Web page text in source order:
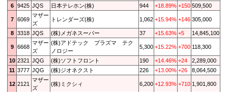
6 9425 JQS 日本テレホン(株) 944 +18.89% +150 509,500
7 6069
マザー
ズ
トレンダーズ(株) 1,062 +15.94% +146 305,000
8 3318 JQS (株)メガネスーパー 37 +15.63% +5 14,845,100
9 6668
マザー
ズ
(株)アドテック プラズマ テク
ノロジー
5,300 +15.22% +700 118,300
10 2321 JQG (株)ソフトフロント 190 +14.46% +24
2,289,000
11 3777 JQG (株)ジオネクスト 226 +13.00% +26 8,064,500
12 2121
マザー
ズ
(株)ミクシィ 6,200 +12.93% +710 1,901,800